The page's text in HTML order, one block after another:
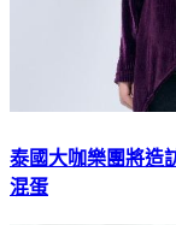
泰國大咖樂團將造
混蛋